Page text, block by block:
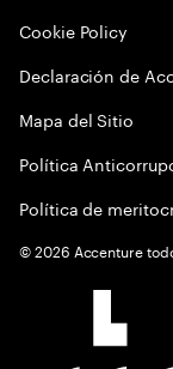
Cookie Policy
Declaración de
Mapa del Sitio
Política
Política de
©2026 Accenture